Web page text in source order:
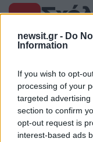
newsit.gr - Do
Information
If you wish to opt-
processing of your
targeted
section to confirm
opt-out request is
interest-based ads